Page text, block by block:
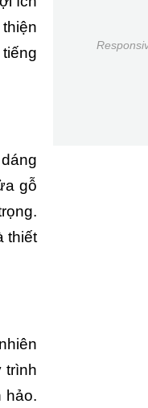
gỗ
thiết
trình
hảo.